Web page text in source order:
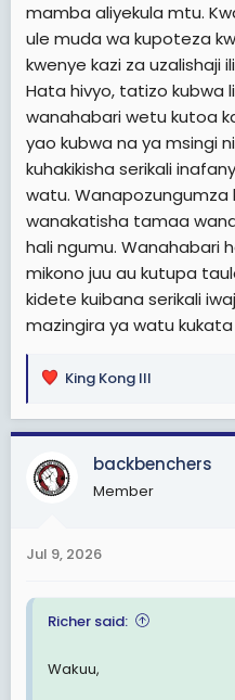
mamba aliyekula mtu.
ule muda wa kupoteza
kwenye kazi za uzalishaji
Hata hivyo, tatizo kubwa
wanahabari wetu kutoa
yao kubwa na ya msingi
kuhakikisha serikali
watu. Wanapozungumza
wanakatisha tamaa
hali ngumu. Wanahabari
mikono juu au kutupa
kidete kuibana serikali
mazingira ya watu
R
a
t
i
s
King Kong III
backbenchers
Member
Jul 9, 2026
Richer said:
Wakuu,